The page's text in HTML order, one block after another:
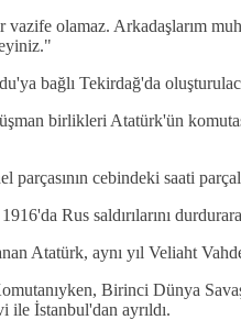
olamaz. Arkadaşlarım
bağlı Tekirdağ'da
birlikleri Atatürk'ün
parçasının cebindeki saati
Rus saldırılarını
Atatürk, aynı yıl Veliaht
Birinci Dünya
ile İstanbul'dan ayrıldı.